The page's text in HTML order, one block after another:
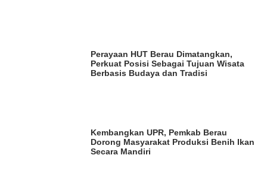
Perayaan HUT Berau Dimatangkan,
Perkuat Posisi Sebagai Tujuan Wisata
Berbasis Budaya dan Tradisi
Kembangkan UPR, Pemkab Berau
Dorong Masyarakat Produksi Benih Ikan
Secara Mandiri